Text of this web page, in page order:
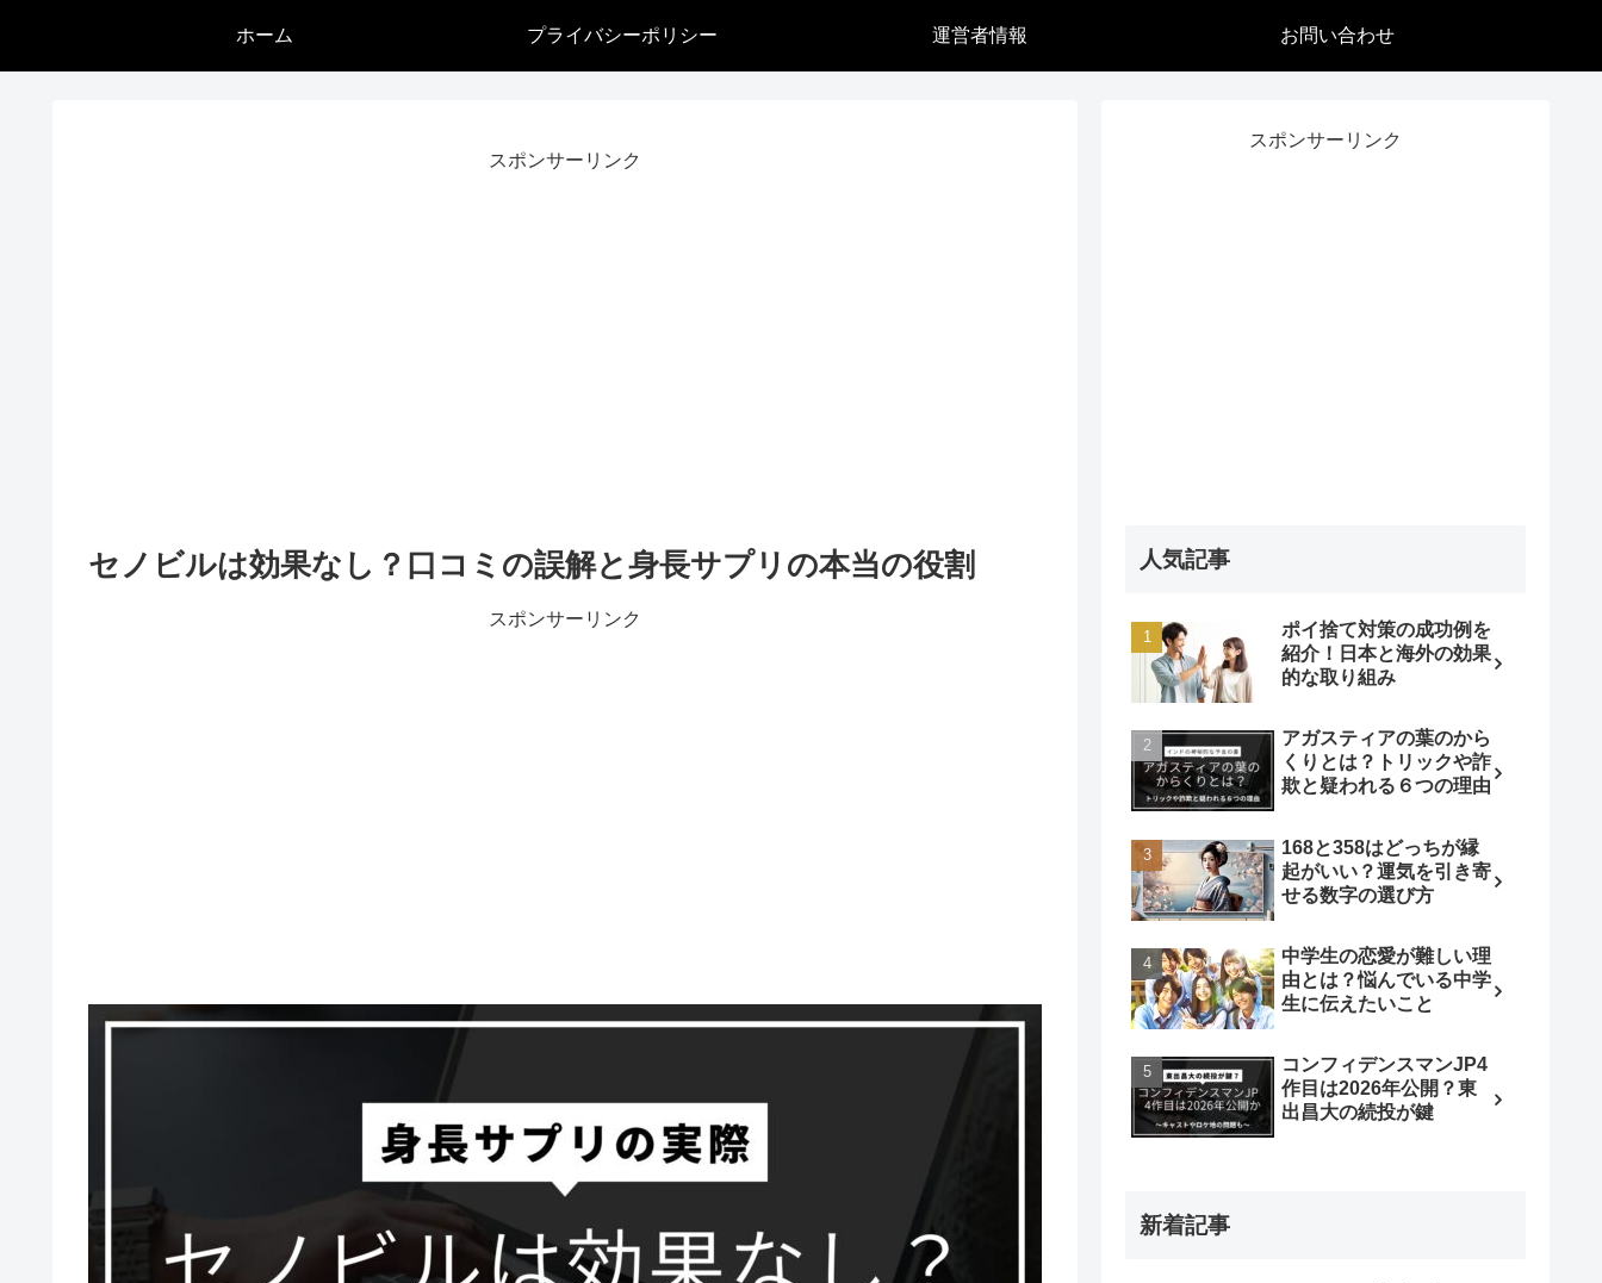
ホーム プライバシーポリシー 運営者情報 お問い合わせ
スポンサーリンク
セノビルは効果なし？口コミの誤解と身長サプリの本当の役割
スポンサーリンク
スポンサーリンク
人気記事
ポイ捨て対策の成功例を
紹介！日本と海外の効果
的な取り組み
アガスティアの葉のから
くりとは？トリックや詐
欺と疑われる６つの理由
168と358はどっちが縁
起がいい？運気を引き寄
せる数字の選び方
中学生の恋愛が難しい理
由とは？悩んでいる中学
生に伝えたいこと
コンフィデンスマンJP4
作目は2026年公開？東
出昌大の続投が鍵
新着記事